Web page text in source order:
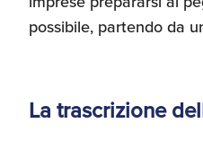
possibile, partendo da
La trascrizione